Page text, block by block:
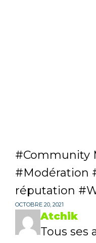
Community
Modération
réputation
OCTOBRE 20, 2021
Atchik
Tous ses